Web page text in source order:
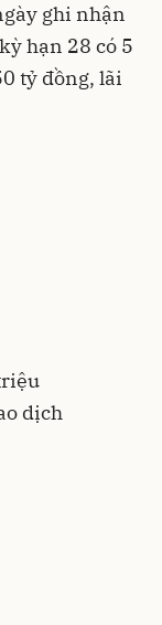
ghi nhận
hạn 28 có 5
tỷ đồng, lãi
dịch